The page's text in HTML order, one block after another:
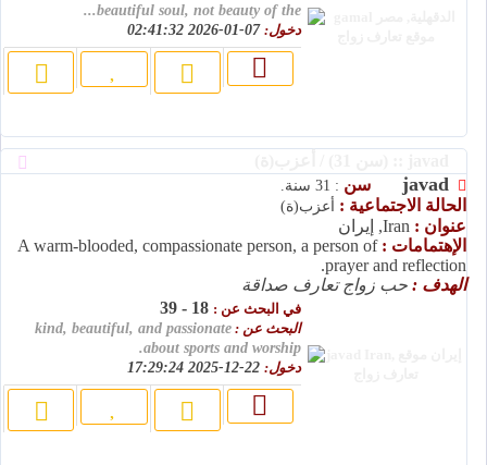
beautiful soul, not beauty of the...
دخول: 07-01-2026 02:41:32
javad سن : 31 سنة.
الحالة الاجتماعية : أعزب(ة)
عنوان : Iran, إيران
الإهتمامات :A warm-blooded, compassionate person, a person of
prayer and reflection.
الهدف : حب زواج تعارف صداقة
في البحث عن :
البحث عن : kind, beautiful, and passionate
about sports and worship.
دخول: